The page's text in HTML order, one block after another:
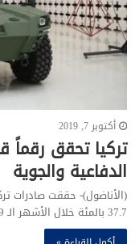
أكتوبر 7, 2019
تركيا تحقق رقماً
الدفاعية والجوية
(الأناضول)- حققت صادرات
37.7 بالمئة خلال الأشهر الـ 9 الأولى من العام الحالي،…